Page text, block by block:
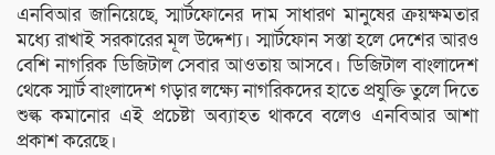
এনবিআর জানিয়েছে, স্মার্টফোনের দাম সাধারণ মানুষের ক্রয়ক্ষমতার
মধ্যে রাখাই সরকারের মূল উদ্দেশ্য। স্মার্টফোন সস্তা হলে দেশের আরও
বেশি নাগরিক ডিজিটাল সেবার আওতায় আসবে। ডিজিটাল বাংলাদেশ
থেকে স্মার্ট বাংলাদেশ গড়ার লক্ষ্যে নাগরিকদের হাতে প্রযুক্তি তুলে দিতে
শুল্ক কমানোর এই প্রচেষ্টা অব্যাহত থাকবে বলেও এনবিআর আশা
প্রকাশ করেছে।